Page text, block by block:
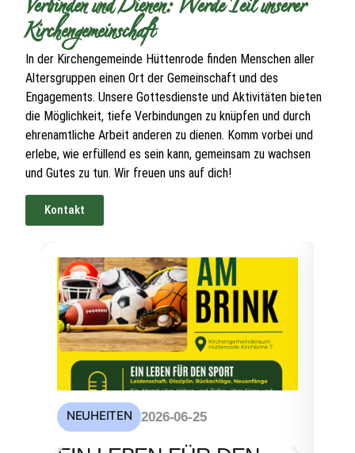
Verbinden und Dienen: Werde Teil unserer
Kirchengemeinschaft
In der Kirchengemeinde Hüttenrode finden Menschen aller
Altersgruppen einen Ort der Gemeinschaft und des
Engagements. Unsere Gottesdienste und Aktivitäten bieten
die Möglichkeit, tiefe Verbindungen zu knüpfen und durch
ehrenamtliche Arbeit anderen zu dienen. Komm vorbei und
erlebe, wie erfüllend es sein kann, gemeinsam zu wachsen
und Gutes zu tun. Wir freuen uns auf dich!
Kontakt
NEUHEITEN 2026-06-25